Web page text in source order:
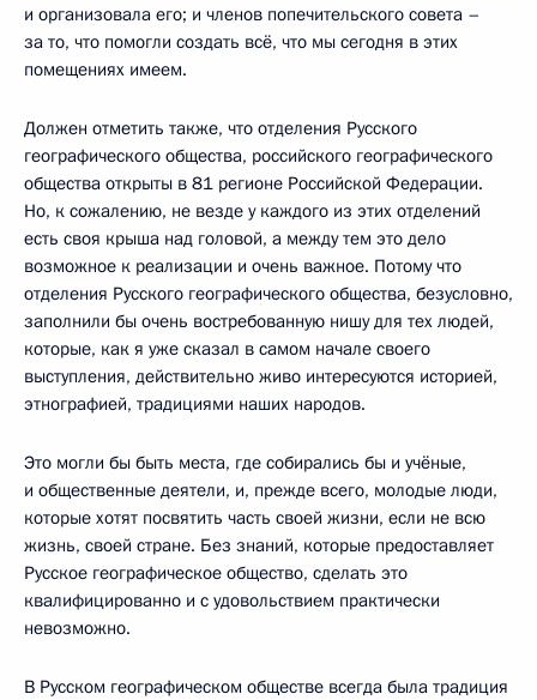
и организовала его; и членов попечительского совета –
за то, что помогли создать всё, что мы сегодня в этих
помещениях имеем.
Должен отметить также, что отделения Русского
географического общества, российского географического
общества открыты в 81 регионе Российской Федерации.
Но, к сожалению, не везде у каждого из этих отделений
есть своя крыша над головой, а между тем это дело
возможное к реализации и очень важное. Потому что
отделения Русского географического общества, безусловно,
заполнили бы очень востребованную нишу для тех людей,
которые, как я уже сказал в самом начале своего
выступления, действительно живо интересуются историей,
этнографией, традициями наших народов.
Это могли бы быть места, где собирались бы и учёные,
и общественные деятели, и, прежде всего, молодые люди,
которые хотят посвятить часть своей жизни, если не всю
жизнь, своей стране. Без знаний, которые предоставляет
Русское географическое общество, сделать это
квалифицированно и с удовольствием практически
невозможно.
В Русском географическом обществе всегда была традиция